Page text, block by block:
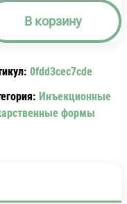
В корзину
0fdd3cec7cde
Инъекционные
формы